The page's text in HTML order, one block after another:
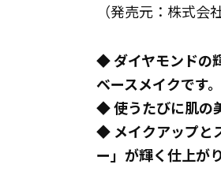
（発売元：株式会
◆ ダイヤモンドの
ベースメイクです。
◆ 使うたびに肌の
◆ メイクアップと
ー」が輝く仕上が